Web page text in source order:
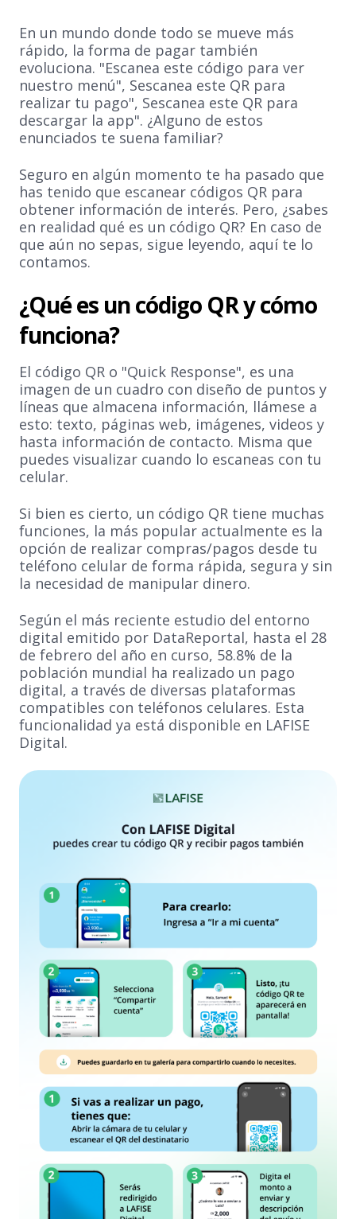
En un mundo donde todo se mueve más
rápido, la forma de pagar también
evoluciona. "Escanea este código para ver
nuestro menú", Sescanea este QR para
realizar tu pago", Sescanea este QR para
descargar la app". ¿Alguno de estos
enunciados te suena familiar?
Seguro en algún momento te ha pasado que
has tenido que escanear códigos QR para
obtener información de interés. Pero, ¿sabes
en realidad qué es un código QR? En caso de
que aún no sepas, sigue leyendo, aquí te lo
contamos.
¿Qué es un código QR y cómo
funciona?
El código QR o "Quick Response", es una
imagen de un cuadro con diseño de puntos y
líneas que almacena información, llámese a
esto: texto, páginas web, imágenes, videos y
hasta información de contacto. Misma que
puedes visualizar cuando lo escaneas con tu
celular.
Si bien es cierto, un código QR tiene muchas
funciones, la más popular actualmente es la
opción de realizar compras/pagos desde tu
teléfono celular de forma rápida, segura y sin
la necesidad de manipular dinero.
Según el más reciente estudio del entorno
digital emitido por DataReportal, hasta el 28
de febrero del año en curso, 58.8% de la
población mundial ha realizado un pago
digital, a través de diversas plataformas
compatibles con teléfonos celulares. Esta
funcionalidad ya está disponible en LAFISE
Digital.